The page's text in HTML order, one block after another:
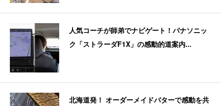
人気コーチが師弟でナビゲート！パナソニッ
ク「ストラーダF1X」の感動的道案内...
北海道発！ オーダーメイドパターで感動を共